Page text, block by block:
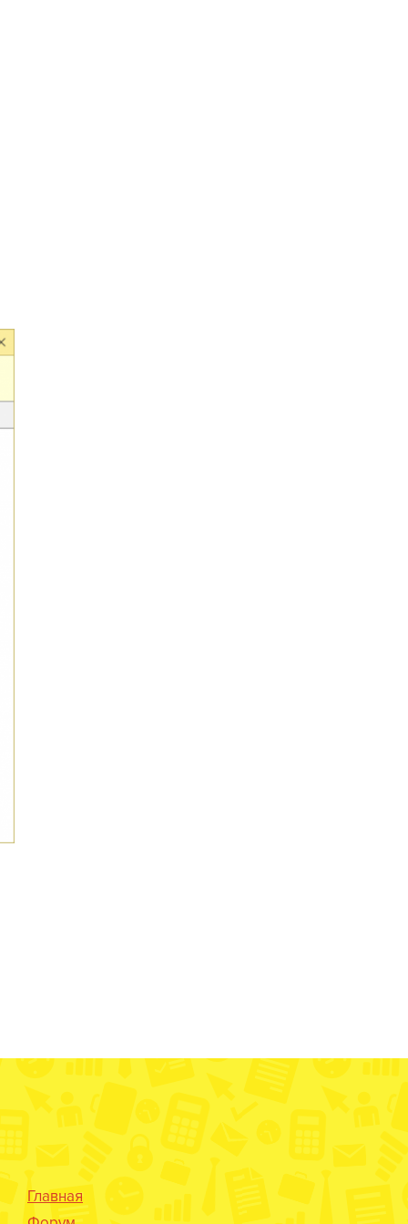
Главная